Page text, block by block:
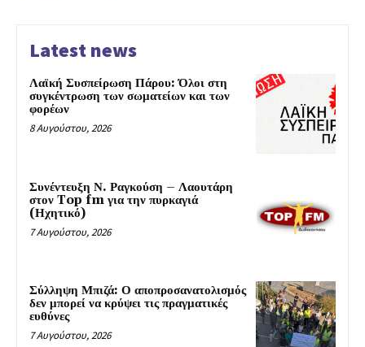
Latest news
Λαϊκή Συσπείρωση Πάρου: Όλοι στη
συγκέντρωση των σωματείων και των
φορέων
8 Αυγούστου, 2026
Συνέντευξη Ν. Ραγκούση – Λαουτάρη
στον Top fm για την πυρκαγιά
(Ηχητικό)
7 Αυγούστου, 2026
Σύλληψη Μπιζά: Ο αποπροσανατολισμός
δεν μπορεί να κρύψει τις πραγματικές
ευθύνες
7 Αυγούστου, 2026